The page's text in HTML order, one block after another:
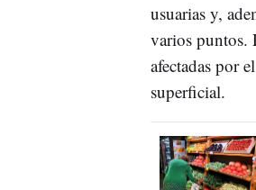
usuarias y,
varios puntos.
afectadas por
superficial.